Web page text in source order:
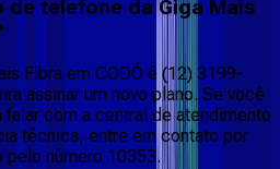
de telefone da Giga Mais
Fibra em CODÓ é (12) 3199-
assinar um novo plano. Se você
com a central de atendimento
técnica, entre em contato por
pelo número 10353.